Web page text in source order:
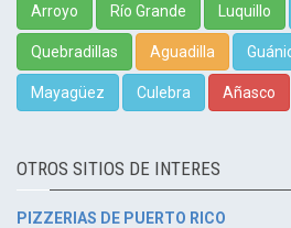
Arroyo Río Grande Luquillo
Quebradillas Aguadilla
Mayagüez Culebra Añasco
OTROS SITIOS DE INTERES
PIZZERIAS DE PUERTO RICO